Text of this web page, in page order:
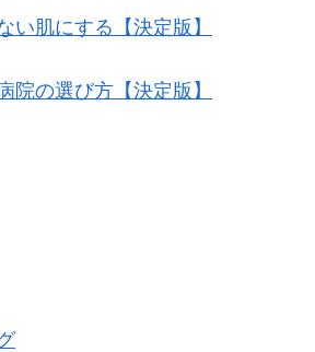
い肌にする【決定版】
院の選び方【決定版】